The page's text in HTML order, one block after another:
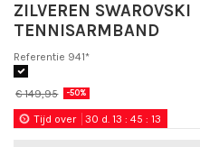
ZILVEREN SWAROVSKI
TENNISARMBAND
Referentie 941*
€ 149,95 -50%
Tijd over 30 d. 13 :45 :13